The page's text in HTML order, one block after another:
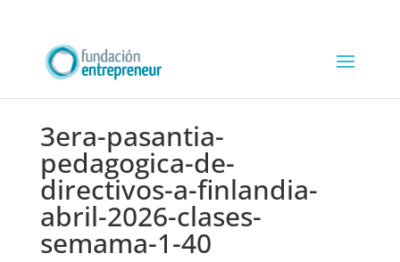
3era-pasantia-
pedagogica-de-
directivos-a-finlandia-
abril-2026-clases-
semama-1-40